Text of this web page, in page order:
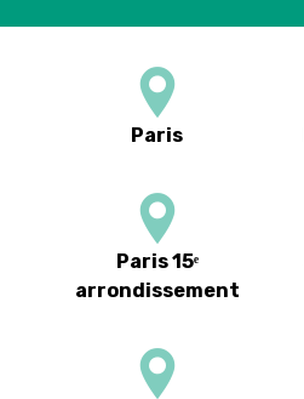
Paris
Paris 15ᵉ
arrondissement